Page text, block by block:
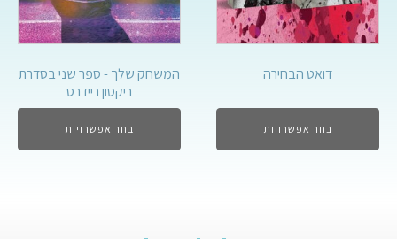
דואט הבחירה
בחר אפשרויות
המשחק שלך - ספר שני בסדרת
ריקסון ריידרס
בחר אפשרויות